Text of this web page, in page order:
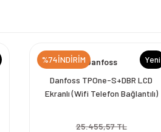
%74İNDİRİM Yeni
Danfoss
Danfoss TPOne-S+DBR LCD
Ekranlı (Wifi Telefon Bağlantılı)
25.455,57 TL